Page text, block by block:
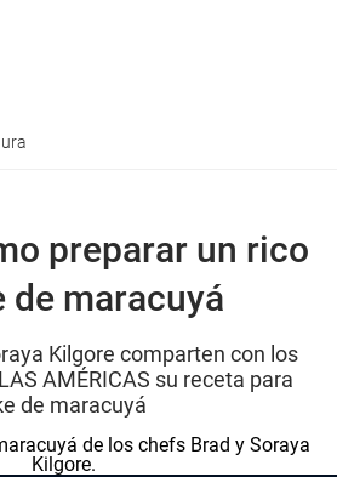
preparar un rico
de maracuyá
Kilgore comparten con los
AMÉRICAS su receta para
de maracuyá